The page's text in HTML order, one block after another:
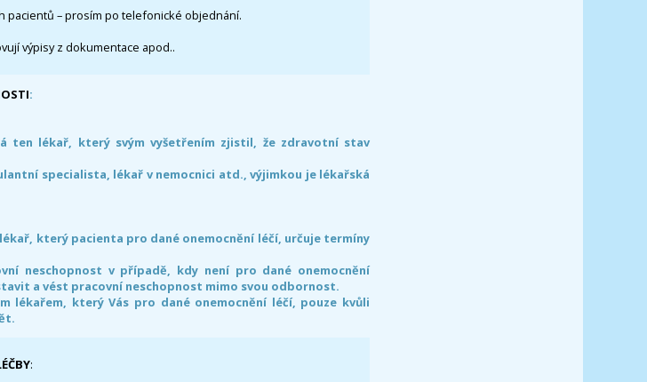
pacientů – prosím po telefonické objednání.
výpisy z dokumentace apod..
:
ten lékař, který svým vyšetřením zjistil, že zdravotní stav
specialista, lékař v nemocnici atd., výjimkou je lékařská
který pacienta pro dané onemocnění léčí, určuje termíny
neschopnost v případě, kdy není pro dané onemocnění
a vést pracovní neschopnost mimo svou odbornost.
lékařem, který Vás pro dané onemocnění léčí, pouze kvůli
: